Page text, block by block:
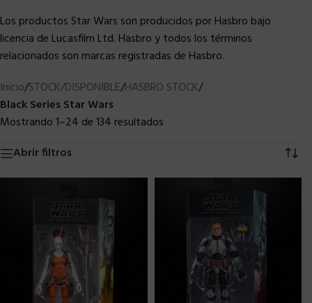
Los productos Star Wars son producidos por Hasbro bajo
licencia de Lucasfilm Ltd. Hasbro y todos los términos
relacionados son marcas registradas de Hasbro.
Inicio/STOCK/DISPONIBLE/HASBRO STOCK/
Black Series Star Wars
Mostrando 1–24 de 134 resultados
Abrir filtros